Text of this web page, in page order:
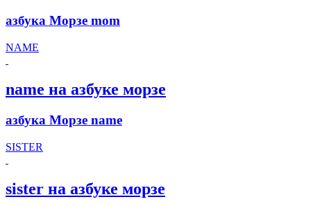
азбука Морзе mom
NAME
name на азбуке морзе
азбука Морзе name
SISTER
sister на азбуке морзе